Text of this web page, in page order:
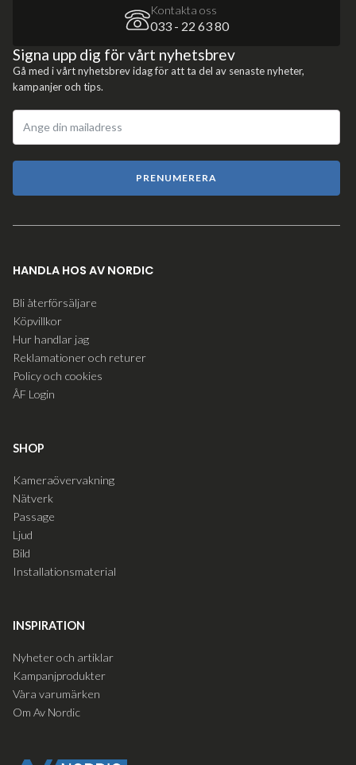
Kontakta oss
033 - 22 63 80
Signa upp dig för vårt nyhetsbrev
Gå med i vårt nyhetsbrev idag för att ta del av senaste nyheter,
kampanjer och tips.
PRENUMERERA
HANDLA HOS AV NORDIC
Bli återförsäljare
Köpvillkor
Hur handlar jag
Reklamationer och returer
Policy och cookies
ÅF Login
SHOP
Kameraövervakning
Nätverk
Passage
Ljud
Bild
Installationsmaterial
INSPIRATION
Nyheter och artiklar
Kampanjprodukter
Våra varumärken
Om Av Nordic